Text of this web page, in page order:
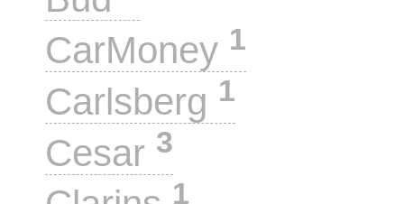
CarMoney 1
Carlsberg 1
Cesar 3
1